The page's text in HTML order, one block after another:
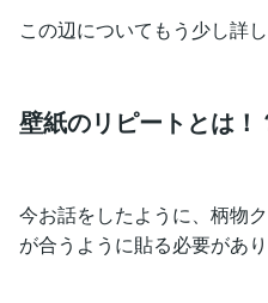
この辺についてもう少し詳
壁紙のリピートとは！
今お話をしたように、柄物
が合うように貼る必要があり